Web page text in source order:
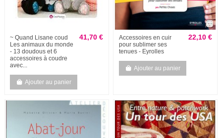
~ Quand Lisane coud
Les animaux du monde
- 13 doudous et 6
accessoires à coudre
avec...
41,70 €
Ajouter au panier
Accessoires en cuir
pour sublimer ses
tenues - Eyrolles
22,10 €
Ajouter au panier